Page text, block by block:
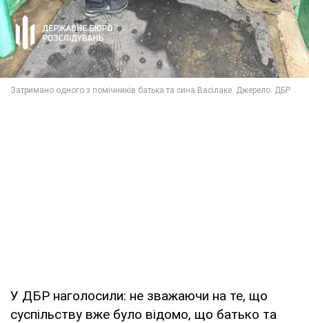
У ДБР наголосили: не зважаючи на те, що
суспільству вже було відомо, що батько та